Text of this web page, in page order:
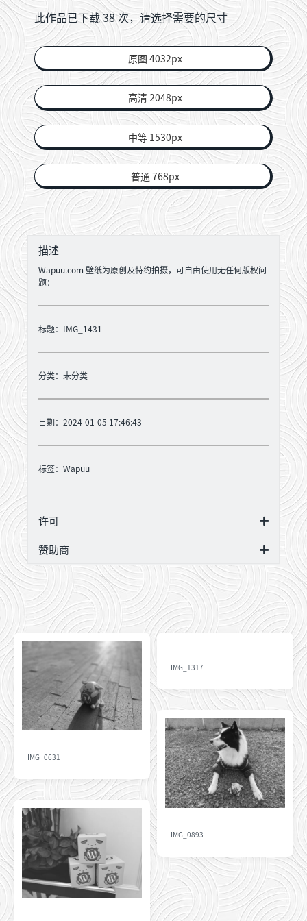
此作品已下载38次，请选择需要的尺寸
原图 4032px
高清 2048px
中等 1530px
普通 768px
描述
Wapuu.com 壁纸为原创及特约拍摄，可自由使用无任何版权问
题：
标题：IMG_1431
分类： 未分类
日期：2024-01-05 17:46:43
标签： Wapuu
许可
赞助商
IMG_0631
IMG_1317
IMG_0893